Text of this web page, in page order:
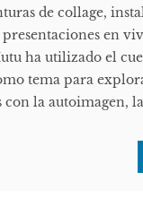
de collage,
en
ha utilizado el
tema para
con la autoimagen,